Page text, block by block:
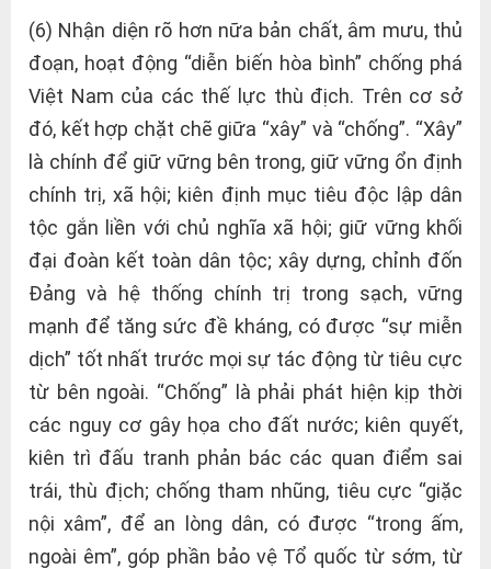
(6) Nhận diện rõ hơn nữa bản chất, âm mưu, thủ
đoạn, hoạt động “diễn biến hòa bình” chống phá
Việt Nam của các thế lực thù địch. Trên cơ sở
đó, kết hợp chặt chẽ giữa “xây” và “chống”. “Xây”
là chính để giữ vững bên trong, giữ vững ổn định
chính trị, xã hội; kiên định mục tiêu độc lập dân
tộc gắn liền với chủ nghĩa xã hội; giữ vững khối
đại đoàn kết toàn dân tộc; xây dựng, chỉnh đốn
Đảng và hệ thống chính trị trong sạch, vững
mạnh để tăng sức đề kháng, có được “sự miễn
dịch” tốt nhất trước mọi sự tác động từ tiêu cực
từ bên ngoài. “Chống” là phải phát hiện kịp thời
các nguy cơ gây họa cho đất nước; kiên quyết,
kiên trì đấu tranh phản bác các quan điểm sai
trái, thù địch; chống tham nhũng, tiêu cực “giặc
nội xâm”, để an lòng dân, có được “trong ấm,
ngoài êm”, góp phần bảo vệ Tổ quốc từ sớm, từ